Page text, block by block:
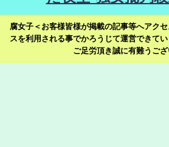
腐女子＜お客様皆様が掲載の記事等へアク
スを利用される事でかろうじて運営できて
ご足労頂き誠に有難うござ